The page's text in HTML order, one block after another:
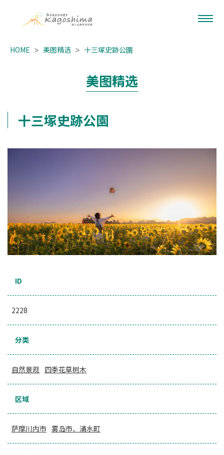
HOME 美图精选 十三塚史跡公園
美图精选
十三塚史跡公園
ID
2228
分类
自然景观 四季花草树木
区域
萨摩川内市 雾岛市、涌水町